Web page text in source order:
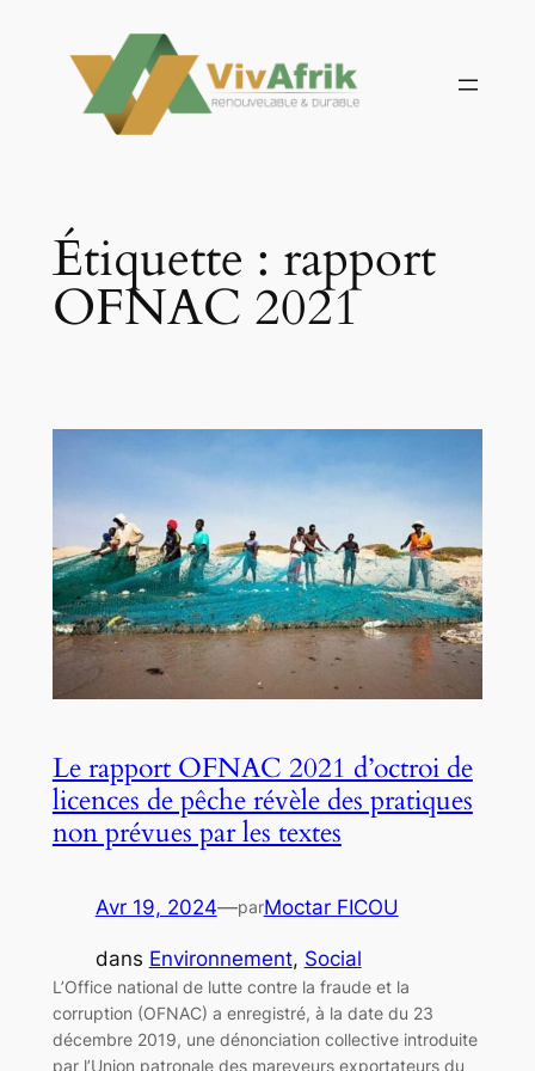
contenu
Étiquette : rapport
OFNAC 2021
Le rapport OFNAC 2021 d’octroi de
licences de pêche révèle des pratiques
non prévues par les textes
Avr 19, 2024—parMoctar FICOU
dans Environnement, Social
L’Office national de lutte contre la fraude et la
corruption (OFNAC) a enregistré, à la date du 23
décembre 2019, une dénonciation collective introduite
par l’Union patronale des mareyeurs exportateurs du